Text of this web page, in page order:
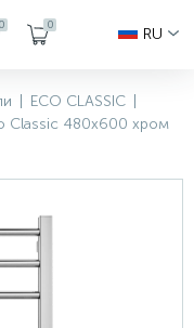
0 0
RU
ECO CLASSIC
Classic 480x600 хром